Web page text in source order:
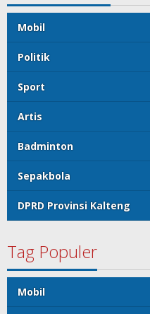
Mobil
Politik
Sport
Artis
Badminton
Sepakbola
DPRD Provinsi Kalteng
Tag Populer
Mobil